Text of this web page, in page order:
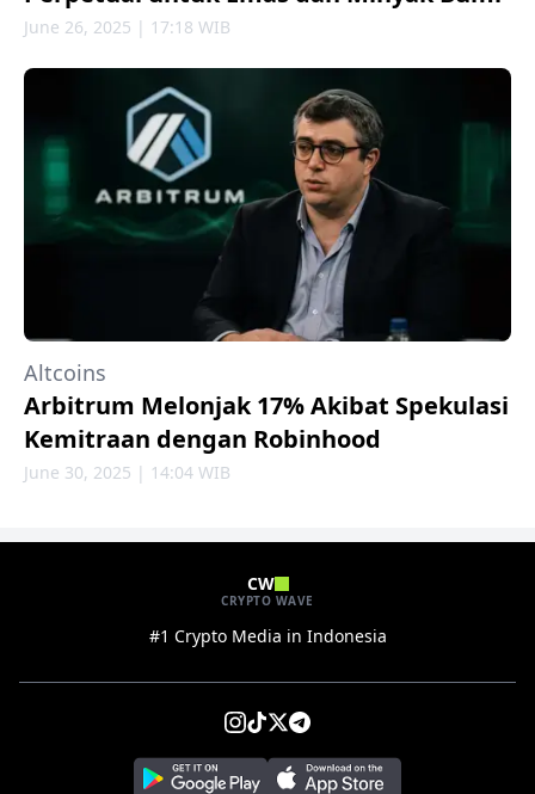
June 26, 2025 | 17:18 WIB
Altcoins
Arbitrum Melonjak 17% Akibat Spekulasi
Kemitraan dengan Robinhood
June 30, 2025 | 14:04 WIB
CW
CRYPTO WAVE
#1 Crypto Media in Indonesia